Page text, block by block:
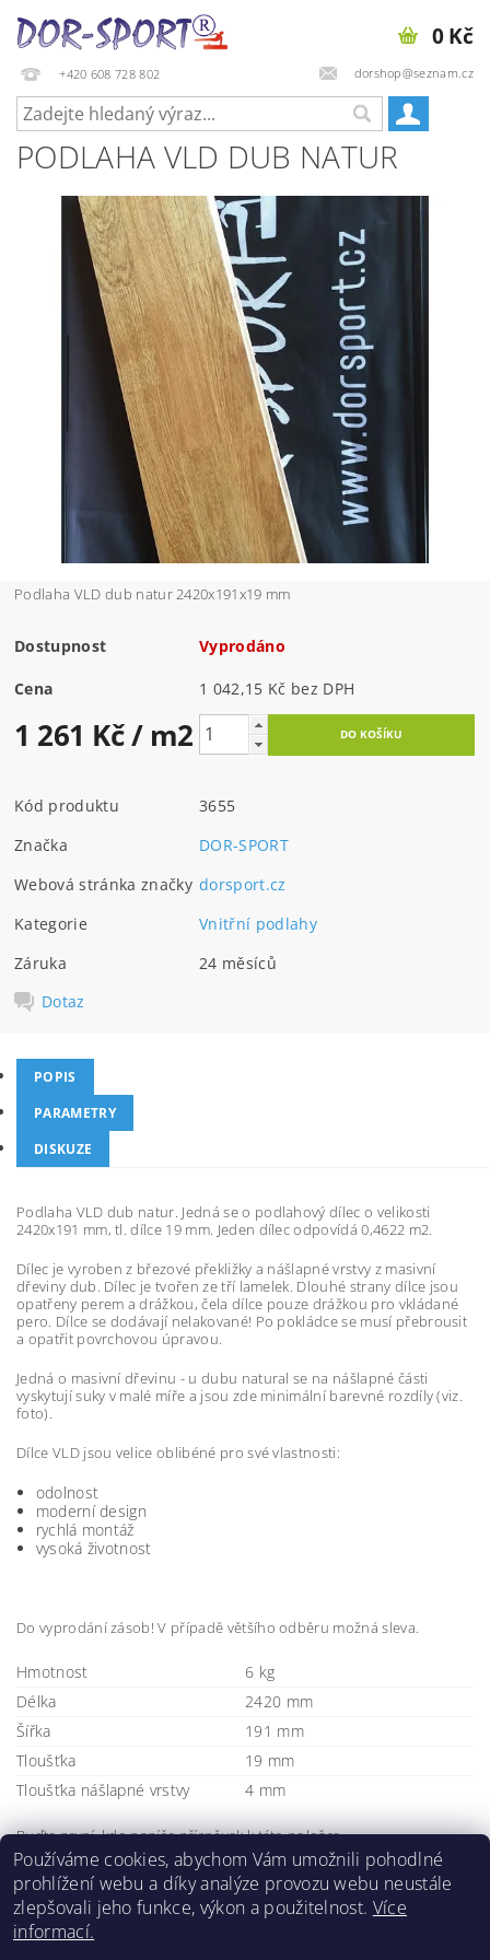
+420 608 728 802 dorshop@seznam.cz
0 Kč
PODLAHA VLD DUB NATUR
Podlaha VLD dub natur 2420x191x19 mm
Dostupnost Vyprodáno
Cena 1 042,15 Kč bez DPH
1 261 Kč/ m2
Kód produktu
3655
Značka
DOR-SPORT
Webová stránka značky dorsport.cz
Kategorie
Vnitřní podlahy
Záruka
24 měsíců
Dotaz
POPIS
PARAMETRY
DISKUZE
Podlaha VLD dub natur. Jedná se o podlahový dílec o velikosti
2420x191 mm, tl. dílce 19 mm. Jeden dílec odpovídá 0,4622 m2.
Dílec je vyroben z březové překližky a nášlapné vrstvy z masivní
dřeviny dub. Dílec je tvořen ze tří lamelek. Dlouhé strany dílce jsou
opatřeny perem a drážkou, čela dílce pouze drážkou pro vkládané
pero. Dílce se dodávají nelakované! Po pokládce se musí přebrousit
a opatřit povrchovou úpravou.
Jedná o masivní dřevinu - u dubu natural se na nášlapné části
vyskytují suky v malé míře a jsou zde minimální barevné rozdíly (viz.
foto).
Dílce VLD jsou velice oblibéné pro své vlastnosti:
odolnost
moderní design
rychlá montáž
vysoká životnost
Do vyprodání zásob! V případě většího odběru možná sleva.
Hmotnost
6 kg
Délka
2420 mm
Šířka
191 mm
Tloušťka
19 mm
Tloušťka nášlapné vrstvy
4 mm
Buďte první, kdo napíše příspěvek k této položce.
Přidat komentář
Používáme cookies, abychom Vám umožnili pohodlné
prohlížení webu a díky analýze provozu webu neustále
zlepšovali jeho funkce, výkon a použitelnost. Více
informací.